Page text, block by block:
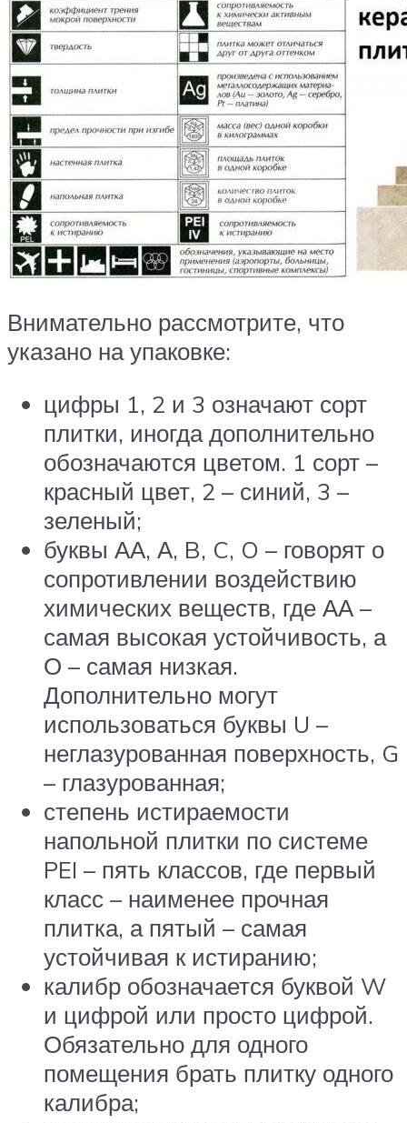
Внимательно рассмотрите, что
указано на упаковке:
цифры 1, 2 и 3 означают сорт
плитки, иногда дополнительно
обозначаются цветом. 1 сорт –
красный цвет, 2 – синий, 3 –
зеленый;
буквы АА, А, B, C, O – говорят о
сопротивлении воздействию
химических веществ, где АА –
самая высокая устойчивость, а
О – самая низкая.
Дополнительно могут
использоваться буквы U –
неглазурованная поверхность, G
– глазурованная;
степень истираемости
напольной плитки по системе
PEI – пять классов, где первый
класс – наименее прочная
плитка, а пятый – самая
устойчивая к истиранию;
калибр обозначается буквой W
и цифрой или просто цифрой.
Обязательно для одного
помещения брать плитку одного
калибра;